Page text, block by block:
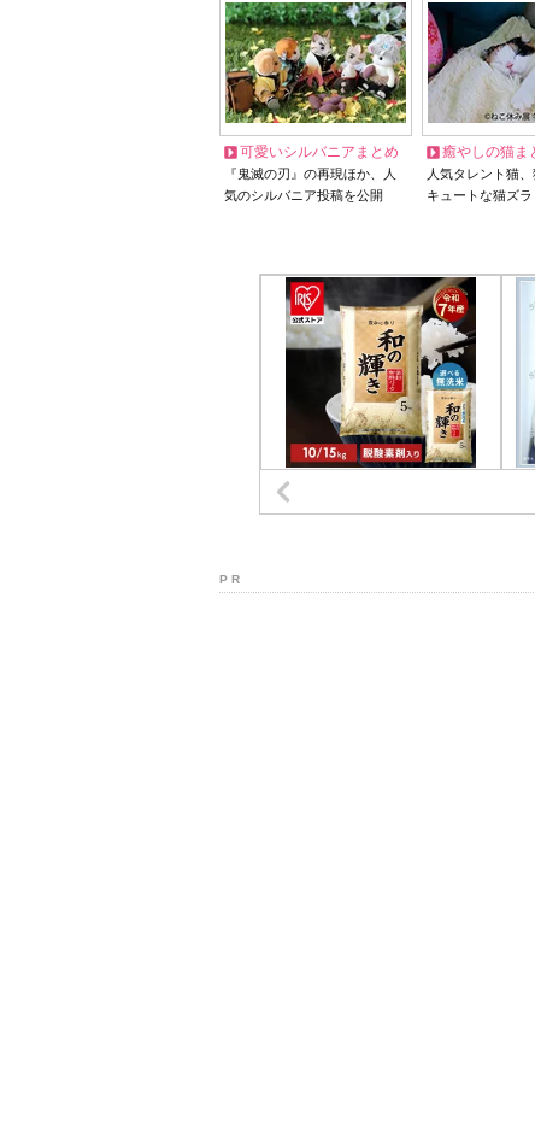
可愛いシルバニアまとめ
『鬼滅の刃』の再現ほか、人
気のシルバニア投稿を公開
癒やしの猫ま
人気タレント猫
キュートな猫ズラ
P R